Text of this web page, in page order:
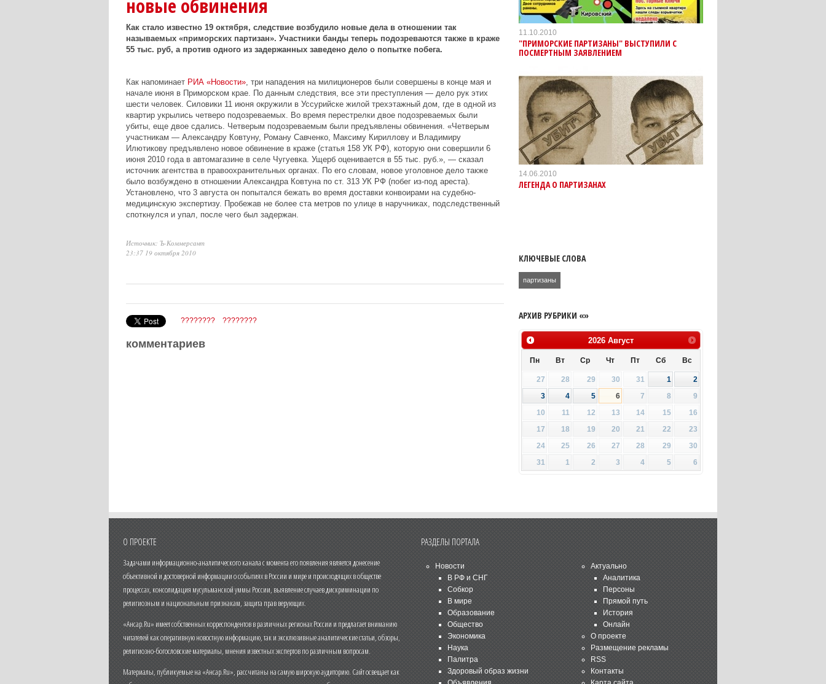
новые обвинения
Как стало известно 19 октября, следствие возбудило новые дела в отношении так
называемых «приморских партизан». Участники банды теперь подозреваются также в краже
55 тыс. руб, а против одного из задержанных заведено дело о попытке побега.
Как напоминает РИА «Новости», три нападения на милиционеров были совершены в конце мая и
начале июня в Приморском крае. По данным следствия, все эти преступления — дело рук этих
шести человек. Силовики 11 июня окружили в Уссурийске жилой трехэтажный дом, где в одной из
квартир укрылись четверо подозреваемых. Во время перестрелки двое подозреваемых были
убиты, еще двое сдались. Четверым подозреваемым были предъявлены обвинения. «Четверым
участникам — Александру Ковтуну, Роману Савченко, Максиму Кириллову и Владимиру
Илютикову предъявлено новое обвинение в краже (статья 158 УК РФ), которую они совершили 6
июня 2010 года в автомагазине в селе Чугуевка. Ущерб оценивается в 55 тыс. руб.», — сказал
источник агентства в правоохранительных органах. По его словам, новое уголовное дело также
было возбуждено в отношении Александра Ковтуна по ст. 313 УК РФ (побег из-под ареста).
Установлено, что 3 августа он попытался бежать во время доставки конвоирами на судебно-
медицинскую экспертизу. Пробежав не более ста метров по улице в наручниках, подследственный
споткнулся и упал, после чего был задержан.
Источник: Ъ-Коммерсант
23:37 19 октября 2010
???????? ????????
комментариев
11.10.2010
"ПРИМОРСКИЕ ПАРТИЗАНЫ" ВЫСТУПИЛИ С
ПОСМЕРТНЫМ ЗАЯВЛЕНИЕМ
14.06.2010
ЛЕГЕНДА О ПАРТИЗАНАХ
КЛЮЧЕВЫЕ СЛОВА
партизаны
АРХИВ РУБРИКИ «»
2026 Август
Пн Вт Ср Чт Пт Сб Вс
27 28 29 30 31 1
2
3
4 5 6 7 8
9
10
11 12 13 14 15
16
17
18 19 20 21 22
23
24
25 26 27 28 29
30
31
1 2 3 4 5 6
О ПРОЕКТЕ
Задачами информационно-аналитического канала с момента его появления является донесение
объективной и достоверной информации о событиях в России и мире и происходящих в обществе
процессах, консолидация мусульманской уммы России, выявление случаев дискриминации по
религиозным и национальным признакам, защита прав верующих.
«Ансар.Ru» имеет собственных корреспондентов в различных регионах России и предлагает вниманию
читателей как оперативную новостную информацию, так и эксклюзивные аналитические статьи, обзоры,
религиозно-богословские материалы, мнения известных экспертов по различным вопросам.
Материалы, публикуемые на «Ансар.Ru», рассчитаны на самую широкую аудиторию. Сайт освещает как
РАЗДЕЛЫ ПОРТАЛА
Новости
В РФ и СНГ
Собкор
В мире
Образование
Общество
Экономика
Наука
Палитра
Здоровый образ жизни
Актуально
Аналитика
Персоны
Прямой путь
История
Онлайн
О проекте
Размещение рекламы
RSS
Контакты